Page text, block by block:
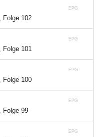
EPG
Folge 102
EPG
Folge 101
EPG
Folge 100
EPG
Folge 99
EPG